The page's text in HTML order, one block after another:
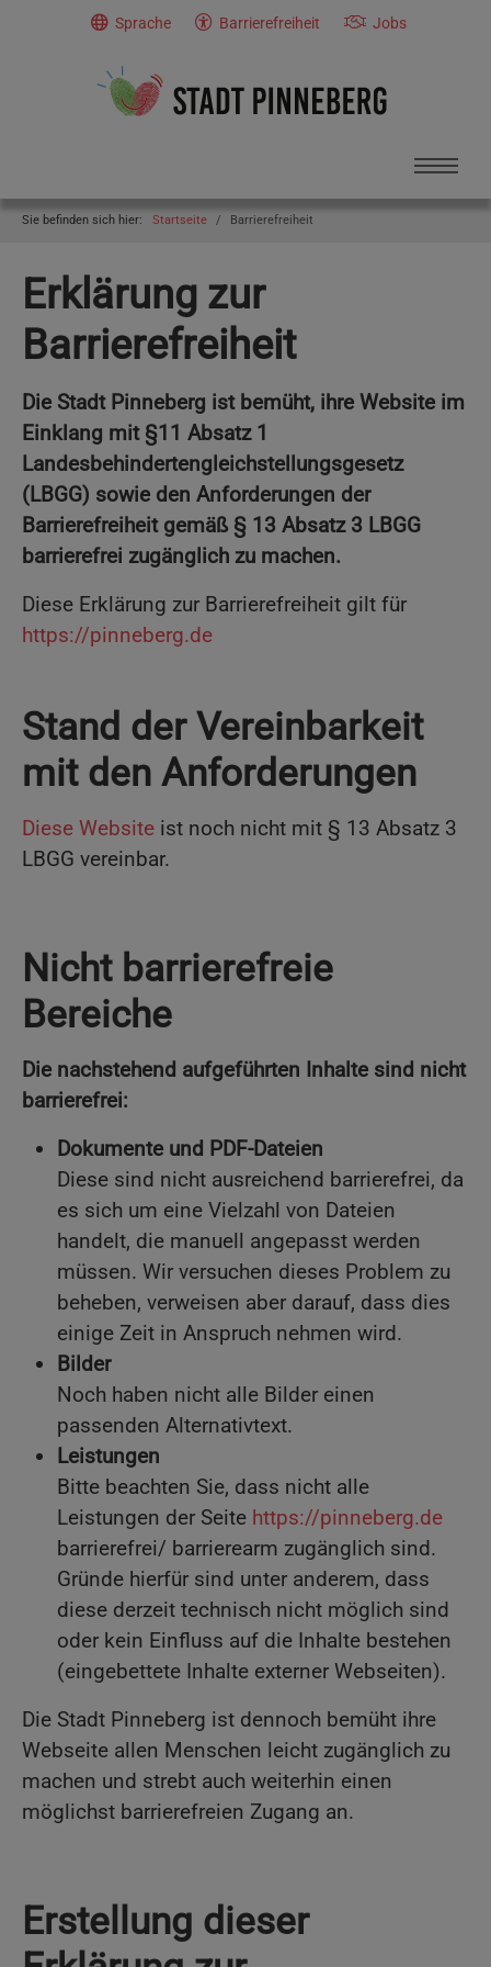
Skip to main navigation
Skip to main content
Skip to page footer
Sprache Barrierefreiheit Jobs
You are here:
Sie befinden sich hier: Startseite Barrierefreiheit
Erklärung zur
Barrierefreiheit
Die Stadt Pinneberg ist bemüht, ihre Website im
Einklang mit §11 Absatz 1
Landesbehindertengleichstellungsgesetz
(LBGG) sowie den Anforderungen der
Barrierefreiheit gemäß § 13 Absatz 3 LBGG
barrierefrei zugänglich zu machen.
Diese Erklärung zur Barrierefreiheit gilt für
https://pinneberg.de
Stand der Vereinbarkeit
mit den Anforderungen
Diese Website ist noch nicht mit § 13 Absatz 3
LBGG vereinbar.
Nicht barrierefreie
Bereiche
Die nachstehend aufgeführten Inhalte sind nicht
barrierefrei:
Dokumente und PDF-Dateien
Diese sind nicht ausreichend barrierefrei, da
es sich um eine Vielzahl von Dateien
handelt, die manuell angepasst werden
müssen. Wir versuchen dieses Problem zu
beheben, verweisen aber darauf, dass dies
einige Zeit in Anspruch nehmen wird.
Bilder
Noch haben nicht alle Bilder einen
passenden Alternativtext.
Leistungen
Bitte beachten Sie, dass nicht alle
Leistungen der Seite https://pinneberg.de
barrierefrei/ barrierearm zugänglich sind.
Gründe hierfür sind unter anderem, dass
diese derzeit technisch nicht möglich sind
oder kein Einfluss auf die Inhalte bestehen
(eingebettete Inhalte externer Webseiten).
Die Stadt Pinneberg ist dennoch bemüht ihre
Webseite allen Menschen leicht zugänglich zu
machen und strebt auch weiterhin einen
möglichst barrierefreien Zugang an.
Erstellung dieser